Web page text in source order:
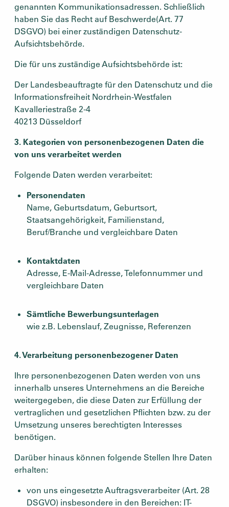
genannten Kommunikationsadressen. Schließlich
haben Sie das Recht auf Beschwerde(Art. 77
DSGVO) bei einer zuständigen Datenschutz-
Aufsichtsbehörde.
Die für uns zuständige Aufsichtsbehörde ist:
Der Landesbeauftragte für den Datenschutz und die
Informationsfreiheit Nordrhein-Westfalen
Kavalleriestraße 2-4
40213 Düsseldorf
3. Kategorien von personenbezogenen Daten die
von uns verarbeitet werden
Folgende Daten werden verarbeitet:
Personendaten
Name, Geburtsdatum, Geburtsort,
Staatsangehörigkeit, Familienstand,
Beruf/Branche und vergleichbare Daten
Kontaktdaten
Adresse, E-Mail-Adresse, Telefonnummer und
vergleichbare Daten
Sämtliche Bewerbungsunterlagen
wie z.B. Lebenslauf, Zeugnisse, Referenzen
4. Verarbeitung personenbezogener Daten
Ihre personenbezogenen Daten werden von uns
innerhalb unseres Unternehmens an die Bereiche
weitergegeben, die diese Daten zur Erfüllung der
vertraglichen und gesetzlichen Pflichten bzw. zu der
Umsetzung unseres berechtigten Interesses
benötigen.
Darüber hinaus können folgende Stellen Ihre Daten
erhalten:
von uns eingesetzte Auftragsverarbeiter (Art. 28
DSGVO) insbesondere in den Bereichen: IT-